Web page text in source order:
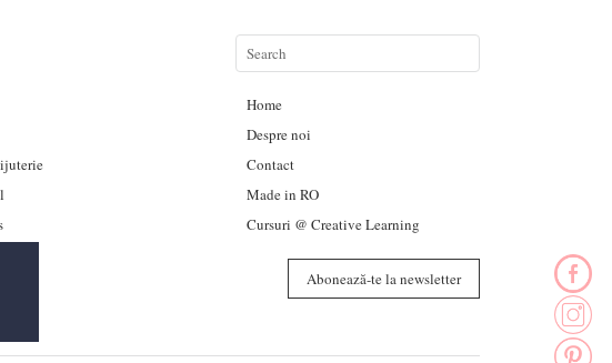
Home
Despre noi
Contact
Made in RO
Cursuri @ Creative Learning
Abonează-te la newsletter